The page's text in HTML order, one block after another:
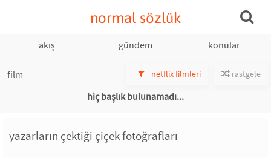
normal sözlük
akış gündem konular
film netflix filmleri rastgele
hiç başlık bulunamadı...
yazarların çektiği çiçek fotoğrafları